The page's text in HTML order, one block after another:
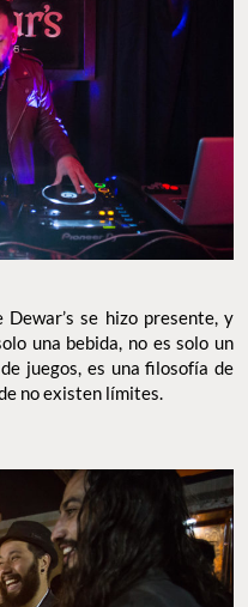
se hizo presente, y
una bebida, no es solo un
juegos, es una filosofía de
no existen límites.